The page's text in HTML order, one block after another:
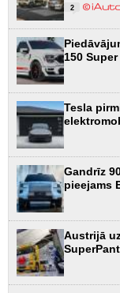
2
150
Tesla
Gandrīz
pieejams
Austrijā